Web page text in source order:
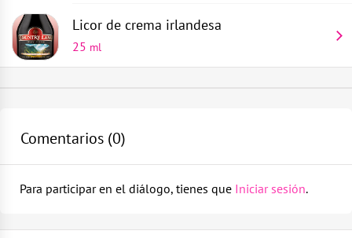
Licor de crema irlandesa
25 ml
Comentarios (0)
Para participar en el diálogo, tienes que Iniciar sesión.